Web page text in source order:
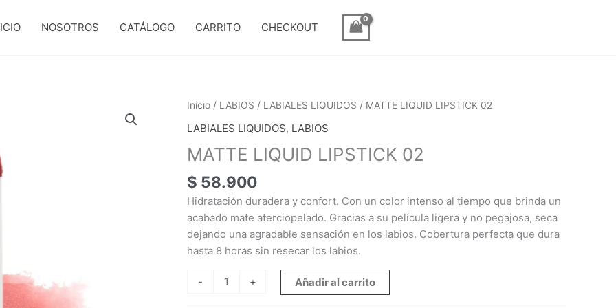
NOSOTROS CATÁLOGO CARRITO CHECKOUT
Inicio / LABIOS / LABIALES LIQUIDOS / MATTE LIQUID LIPSTICK 02
LABIALES LIQUIDOS, LABIOS
MATTE LIQUID LIPSTICK 02
$ 58.900
Hidratación duradera y confort. Con un color intenso al tiempo que brinda un
acabado mate aterciopelado. Gracias a su película ligera y no pegajosa, seca
dejando una agradable sensación en los labios. Cobertura perfecta que dura
hasta 8 horas sin resecar los labios.
-
MATTE
LIPSTICK
02
+ Añadir al carrito